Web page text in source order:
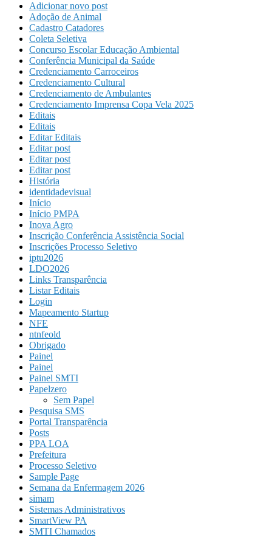
Adicionar novo post
Adoção de Animal
Cadastro Catadores
Coleta Seletiva
Concurso Escolar Educação Ambiental
Conferência Municipal da Saúde
Credenciamento Carroceiros
Credenciamento Cultural
Credenciamento de Ambulantes
Credenciamento Imprensa Copa Vela 2025
Editais
Editais
Editar Editais
Editar post
Editar post
Editar post
História
identidadevisual
Início
Início PMPA
Inova Agro
Inscrição Conferência Assistência Social
Inscrições Processo Seletivo
iptu2026
LDO2026
Links Transparência
Listar Editais
Login
Mapeamento Startup
NFE
ntnfeold
Obrigado
Painel
Painel
Painel SMTI
Papelzero
Sem Papel
Pesquisa SMS
Portal Transparência
Posts
PPA LOA
Prefeitura
Processo Seletivo
Sample Page
Semana da Enfermagem 2026
simam
Sistemas Administrativos
SmartView PA
SMTI Chamados